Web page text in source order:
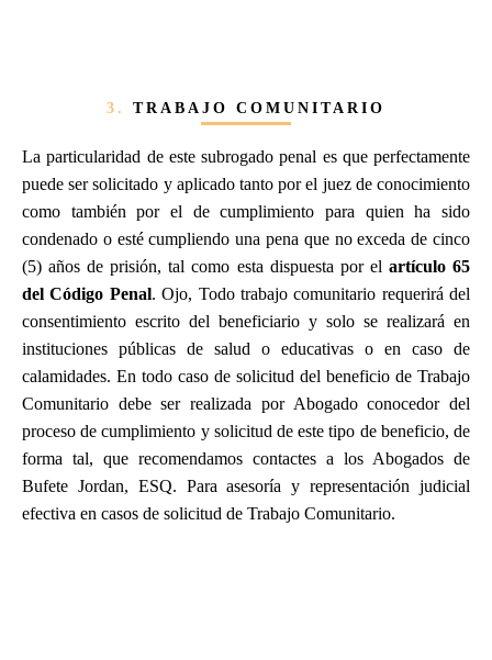
3. TRABAJO COMUNITARIO
La particularidad de este subrogado penal es que perfectamente
puede ser solicitado y aplicado tanto por el juez de conocimiento
como también por el de cumplimiento para quien ha sido
condenado o esté cumpliendo una pena que no exceda de cinco
(5) años de prisión, tal como esta dispuesta por el artículo 65
del Código Penal. Ojo, Todo trabajo comunitario requerirá del
consentimiento escrito del beneficiario y solo se realizará en
instituciones públicas de salud o educativas o en caso de
calamidades. En todo caso de solicitud del beneficio de Trabajo
Comunitario debe ser realizada por Abogado conocedor del
proceso de cumplimiento y solicitud de este tipo de beneficio, de
forma tal, que recomendamos contactes a los Abogados de
Bufete Jordan, ESQ. Para asesoría y representación judicial
efectiva en casos de solicitud de Trabajo Comunitario.